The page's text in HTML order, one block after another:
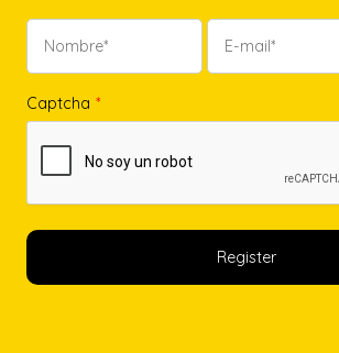
Captcha *